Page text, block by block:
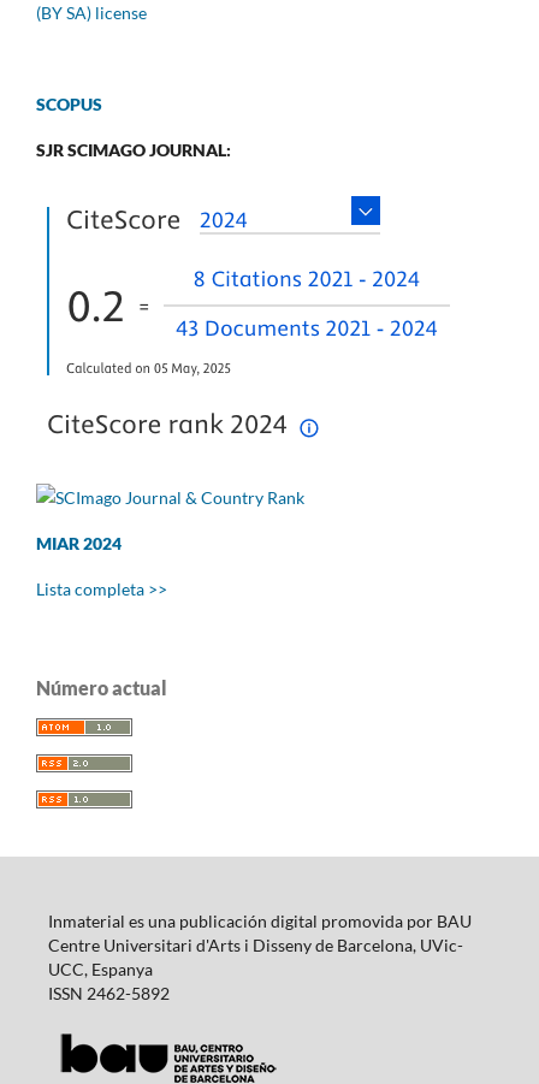
(BY SA) license
SCOPUS
SJR SCIMAGO JOURNAL:
MIAR 2024
Lista completa >>
Número actual
Inmaterial es una publicación digital promovida por BAU
Centre Universitari d'Arts i Disseny de Barcelona, UVic-
UCC, Espanya
ISSN 2462-5892